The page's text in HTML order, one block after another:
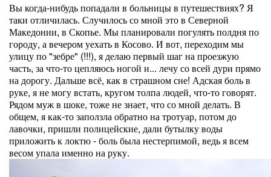
Вы когда-нибудь попадали в больницы в путешествиях? Я
таки отличилась. Случилось со мной это в Северной
Македонии, в Скопье. Мы планировали погулять полдня по
городу, а вечером уехать в Косово. И вот, переходим мы
улицу по "зебре" (!!!), я делаю первый шаг на проезжую
часть, за что-то цепляюсь ногой и... лечу со всей дури прямо
на дорогу. Дальше всё, как в страшном сне! Адская боль в
руке, я не могу встать, кругом толпа людей, что-то говорят.
Рядом муж в шоке, тоже не знает, что со мной делать. В
общем, я как-то заползла обратно на тротуар, потом до
лавочки, пришли полицейские, дали бутылку воды
приложить к локтю - боль была нестерпимой, ведь я всем
весом упала именно на руку.